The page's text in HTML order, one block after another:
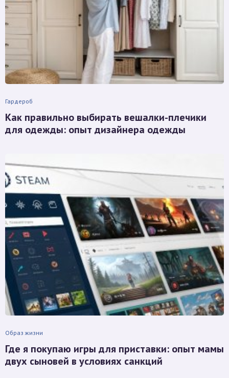
Гардероб
Как правильно выбирать вешалки-плечики
для одежды: опыт дизайнера одежды
Образ жизни
Где я покупаю игры для приставки: опыт мамы
двух сыновей в условиях санкций